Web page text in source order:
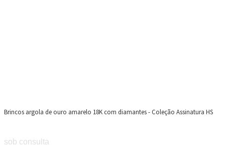
Brincos argola de ouro amarelo 18K com diamantes - Coleção Assinatura HS
sob consulta